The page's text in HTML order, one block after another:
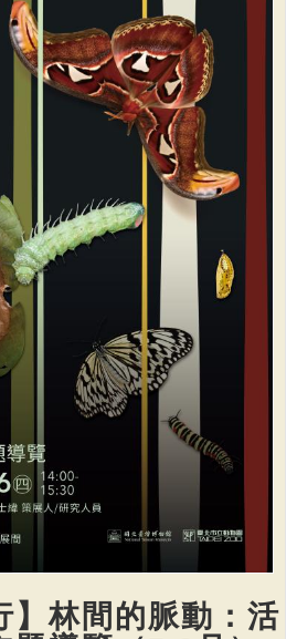
】林間的脈動：活